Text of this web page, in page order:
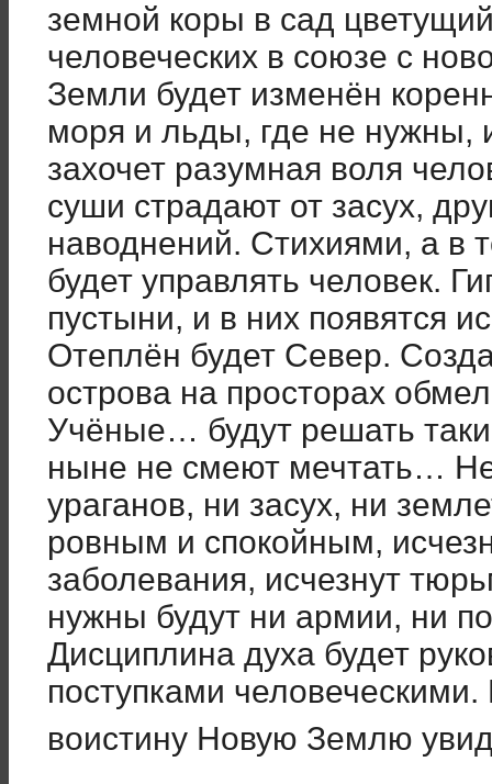
земной коры в сад
человеческих в союзе с
Земли будет изменён
моря и льды, где не нужны,
захочет разумная воля
суши страдают от засух,
наводнений. Стихиями, а в
будет управлять человек.
пустыни, и в них появятся
Отеплён будет Север.
острова на просторах
Учёные… будут решать
ныне не смеют мечтать…
ураганов, ни засух, ни
ровным и спокойным,
заболевания, исчезнут
нужны будут ни армии, ни
Дисциплина духа будет
поступками
воистину Новую Землю